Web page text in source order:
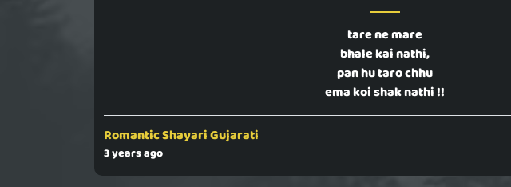
tare ne mare
bhale kai nathi,
pan hu taro chhu
ema koi shak nathi !!
Romantic Shayari Gujarati
3 years ago